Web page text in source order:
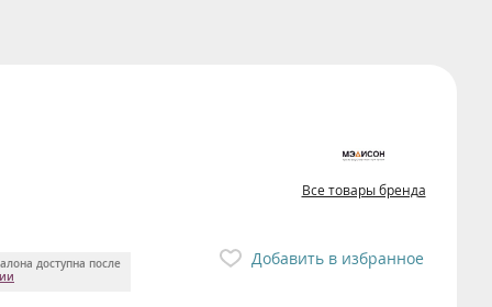
Все товары бренда
Добавить в избранное
доступна после